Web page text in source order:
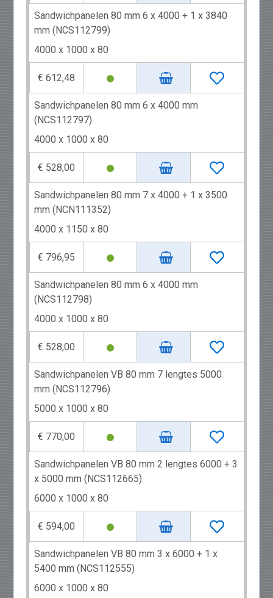
Sandwichpanelen 80 mm 6 x 4000 + 1 x 3840
mm (NCS112799)
4000 x 1000 x 80
€ 612,48
Sandwichpanelen 80 mm 6 x 4000 mm
(NCS112797)
4000 x 1000 x 80
€ 528,00
Sandwichpanelen 80 mm 7 x 4000 + 1 x 3500
mm (NCN111352)
4000 x 1150 x 80
€ 796,95
Sandwichpanelen 80 mm 6 x 4000 mm
(NCS112798)
4000 x 1000 x 80
€ 528,00
Sandwichpanelen VB 80 mm 7 lengtes 5000
mm (NCS112796)
5000 x 1000 x 80
€ 770,00
Sandwichpanelen VB 80 mm 2 lengtes 6000 + 3
x 5000 mm (NCS112665)
6000 x 1000 x 80
€ 594,00
Sandwichpanelen VB 80 mm 3 x 6000 + 1 x
5400 mm (NCS112555)
6000 x 1000 x 80